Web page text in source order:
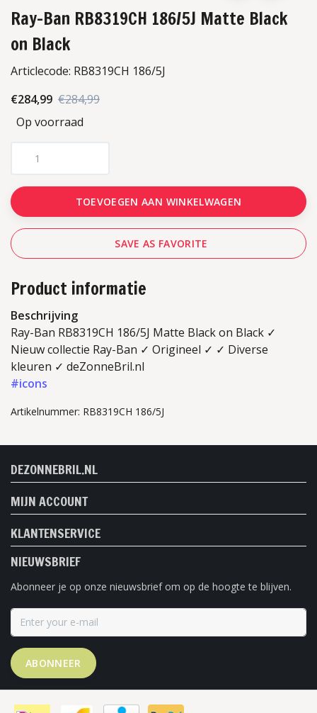
Ray-Ban RB8319CH 186/5J Matte Black
on Black
Articlecode: RB8319CH 186/5J
€284,99 €284,99
Op voorraad
TOEVOEGEN AAN WINKELWAGEN
SAVE AS FAVORITE
Product informatie
Beschrijving
Ray-Ban RB8319CH 186/5J Matte Black on Black ✓
Nieuw collectie Ray-Ban ✓ Origineel ✓ ✓ Diverse
kleuren ✓ deZonneBril.nl
#icons
Artikelnummer: RB8319CH 186/5J
DEZONNEBRIL.NL
MIJN ACCOUNT
KLANTENSERVICE
NIEUWSBRIEF
Abonneer je op onze nieuwsbrief om op de hoogte te blijven.
ABONNEER